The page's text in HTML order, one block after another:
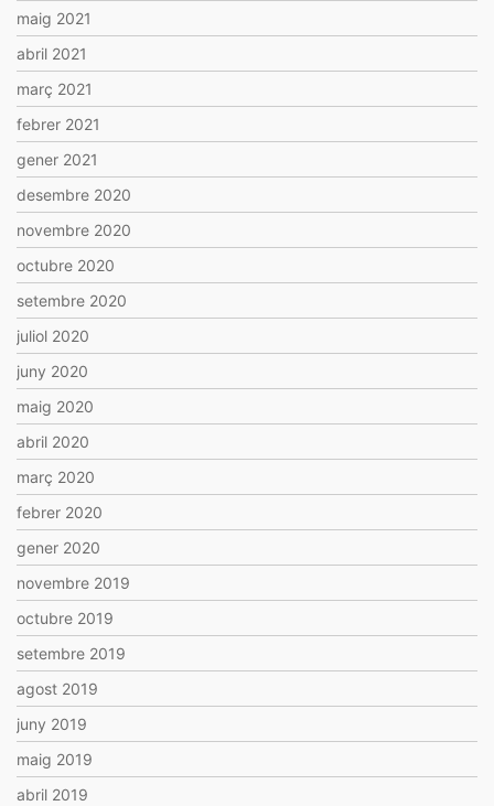
maig 2021
abril 2021
març 2021
febrer 2021
gener 2021
desembre 2020
novembre 2020
octubre 2020
setembre 2020
juliol 2020
juny 2020
maig 2020
abril 2020
març 2020
febrer 2020
gener 2020
novembre 2019
octubre 2019
setembre 2019
agost 2019
juny 2019
maig 2019
abril 2019